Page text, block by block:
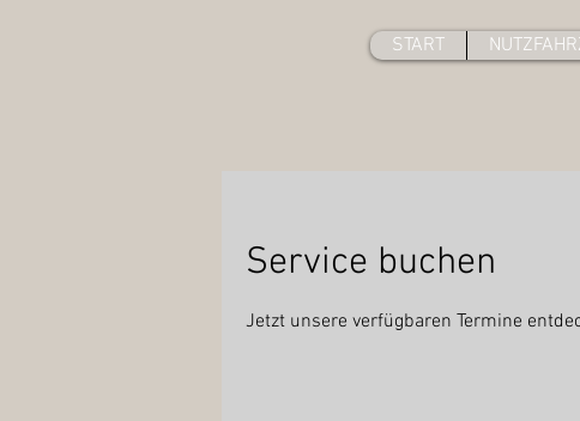
START
Service buchen
Jetzt unsere verfügbaren Termine